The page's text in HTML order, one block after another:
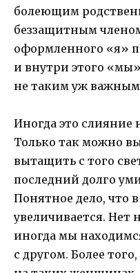
болеющим
беззащитным
оформленного «я»
и внутри этого
не таким уж
Иногда это слияние
Только так можно
вытащить с того
последний долго
Понятное дело, что
увеличивается. Нет
иногда мы
с другом. Более